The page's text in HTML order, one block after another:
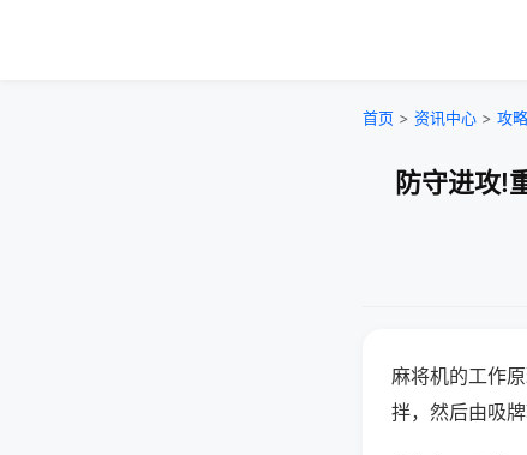
首页 > 资讯中心 > 攻
防守进攻!
麻将机的工作
拌，然后由吸